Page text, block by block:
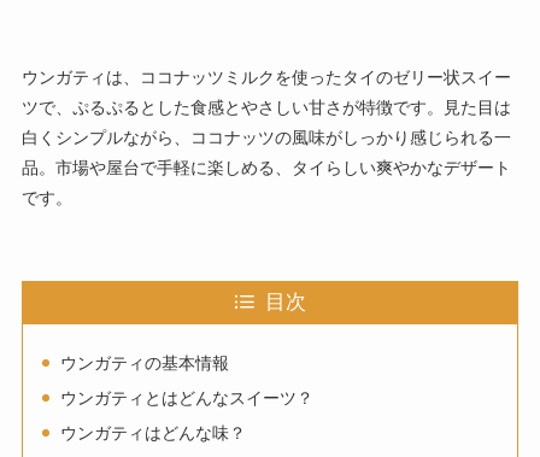
ウンガティは、ココナッツミルクを使ったタイのゼリー状スイー
ツで、ぷるぷるとした食感とやさしい甘さが特徴です。見た目は
白くシンプルながら、ココナッツの風味がしっかり感じられる一
品。市場や屋台で手軽に楽しめる、タイらしい爽やかなデザート
です。
目次
ウンガティの基本情報
ウンガティとはどんなスイーツ？
ウンガティはどんな味？